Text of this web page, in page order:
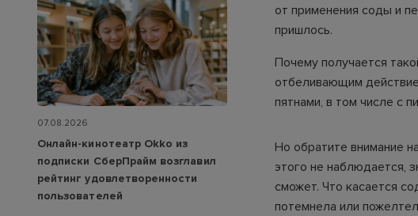
от применения соды и
пришлось.
Почему получается
отбеливающим
пятнами, в том числе с
Но обратите внимание
этого не наблюдается,
сможет. Что касается
потемнела или
07.08.2026
Онлайн-кинотеатр Okko из
подписки СберПрайм возглавил
рейтинг удовлетворенности
пользователей